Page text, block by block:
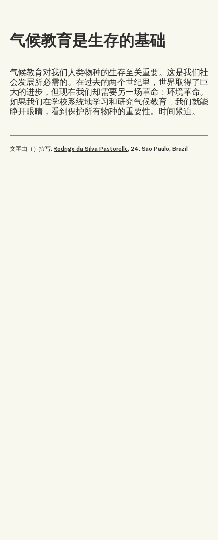
气候教育是生存的基础
气候教育对我们人类物种的生存至关重要。这是我们社
会发展所必需的。在过去的两个世纪里，世界取得了巨
大的进步，但现在我们却需要另一场革命：环境革命。
如果我们在学校系统地学习和研究气候教育，我们就能
睁开眼睛，看到保护所有物种的重要性。时间紧迫。
文字由（）撰写: Rodrigo da Silva Pastorello , 24 São Paulo, Brazil